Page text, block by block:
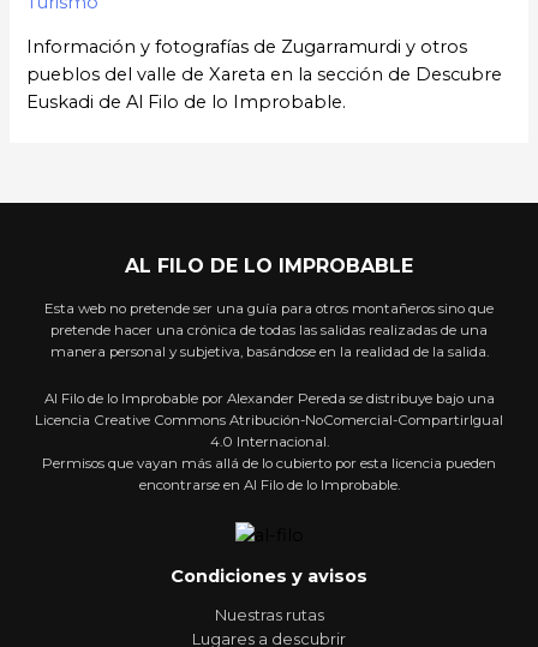
Información y fotografías de Zugarramurdi y otros
pueblos del valle de Xareta en la sección de Descubre
Euskadi de Al Filo de lo Improbable.
AL FILO DE LO IMPROBABLE
Esta web no pretende ser una guía para otros montañeros sino que
pretende hacer una crónica de todas las salidas realizadas de una
manera personal y subjetiva, basándose en la realidad de la salida.
Al Filo de lo Improbable por Alexander Pereda se distribuye bajo una
Licencia Creative Commons Atribución-NoComercial-CompartirIgual
4.0 Internacional.
Permisos que vayan más allá de lo cubierto por esta licencia pueden
encontrarse en Al Filo de lo Improbable.
Condiciones y avisos
Nuestras rutas
Lugares a descubrir